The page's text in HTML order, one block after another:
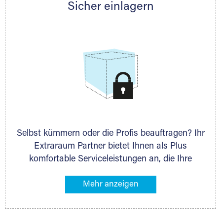
persönlich hinsichtlich Lagervolumen und zu
Sicher einlagern
Selbst kümmern oder die Profis beauftragen? Ihr
Extraraum Partner bietet Ihnen als Plus
komfortable Serviceleistungen an, die Ihre
gehören z. B. Verpackungsservice, Lieferung von
Ihr Lagergut wird bei Ihrem Extraraum Partner